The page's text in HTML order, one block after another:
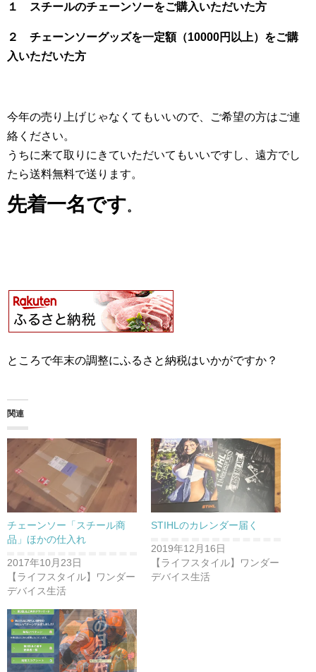
１ スチールのチェーンソーをご購入いただいた方
２ チェーンソーグッズを一定額（10000円以上）をご購
入いただいた方
今年の売り上げじゃなくてもいいので、ご希望の方はご連
絡ください。
うちに来て取りにきていただいてもいいですし、遠方でし
たら送料無料で送ります。
先着一名です。
ところで年末の調整にふるさと納税はいかがですか？
関連
チェーンソー「スチール商
品」ほかの仕入れ
2017年10月23日
【ライフスタイル】ワンダー
デバイス生活
STIHLのカレンダー届く
2019年12月16日
【ライフスタイル】ワンダー
デバイス生活